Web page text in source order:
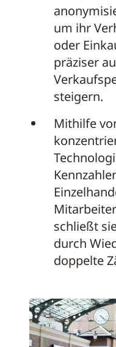
um ihr
oder
präziser
steigern.
Mithilfe
schließt
durch
doppelte